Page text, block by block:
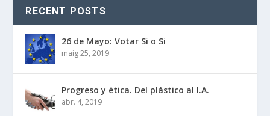
RECENT POSTS
26 de Mayo: Votar Si o Si
maig 25, 2019
Progreso y ética. Del plástico al I.A.
abr. 4, 2019